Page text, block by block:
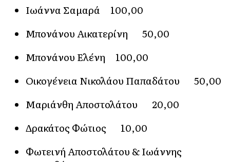
Ιωάννα Σαμαρά 100,00
Μπονάνου Αικατερίνη 50,00
Μπονάνου Ελένη 100,00
Οικογένεια Νικολάου Παπαδάτου 50,00
Μαριάνθη Αποστολάτου 20,00
Δρακάτος Φώτιος 10,00
Φωτεινή Αποστολάτου & Ιωάννης